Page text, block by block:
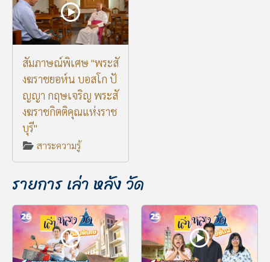
สัมภาษณ์พิเศษ "พระสั
งฆราชยอห์น บอสโก ปั
ญญา กฤษเจริญ พระสั
งฆราชกิตติคุณแห่งราช
บุรี"
สาระความรู้
รายการ เล่า หลัง วัด